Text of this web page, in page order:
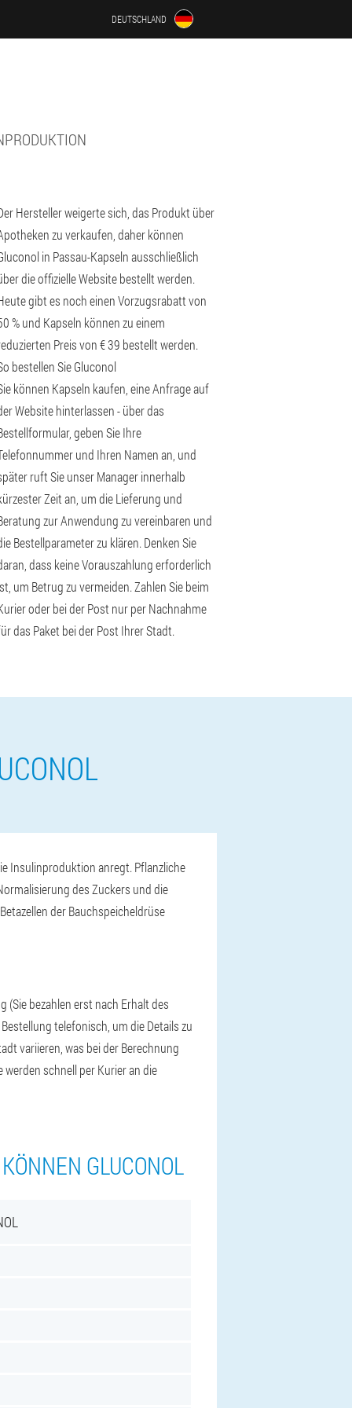
DEUTSCHLAND
Hersteller weigerte sich, das Produkt über
zu verkaufen, daher können
in Passau-Kapseln ausschließlich
die offizielle Website bestellt werden.
gibt es noch einen Vorzugsrabatt von
% und Kapseln können zu einem
Preis von € 39 bestellt werden.
bestellen Sie Gluconol
können Kapseln kaufen, eine Anfrage auf
Website hinterlassen - über das
geben Sie Ihre
und Ihren Namen an, und
ruft Sie unser Manager innerhalb
Zeit an, um die Lieferung und
zur Anwendung zu vereinbaren und
Bestellparameter zu klären. Denken Sie
dass keine Vorauszahlung erforderlich
um Betrug zu vermeiden. Zahlen Sie beim
oder bei der Post nur per Nachnahme
das Paket bei der Post Ihrer Stadt.
Insulinproduktion anregt. Pflanzliche
des Zuckers und die
der Bauchspeicheldrüse
(Sie bezahlen erst nach Erhalt des
telefonisch, um die Details zu
variieren, was bei der Berechnung
schnell per Kurier an die
GLUCONOL